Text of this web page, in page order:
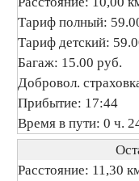
Тариф полный:
Тариф детский:
Багаж: 15.00 руб.
Добровол.
Прибытие: 17:44
Время в пути: 0 ч.
Расстояние: 11,30